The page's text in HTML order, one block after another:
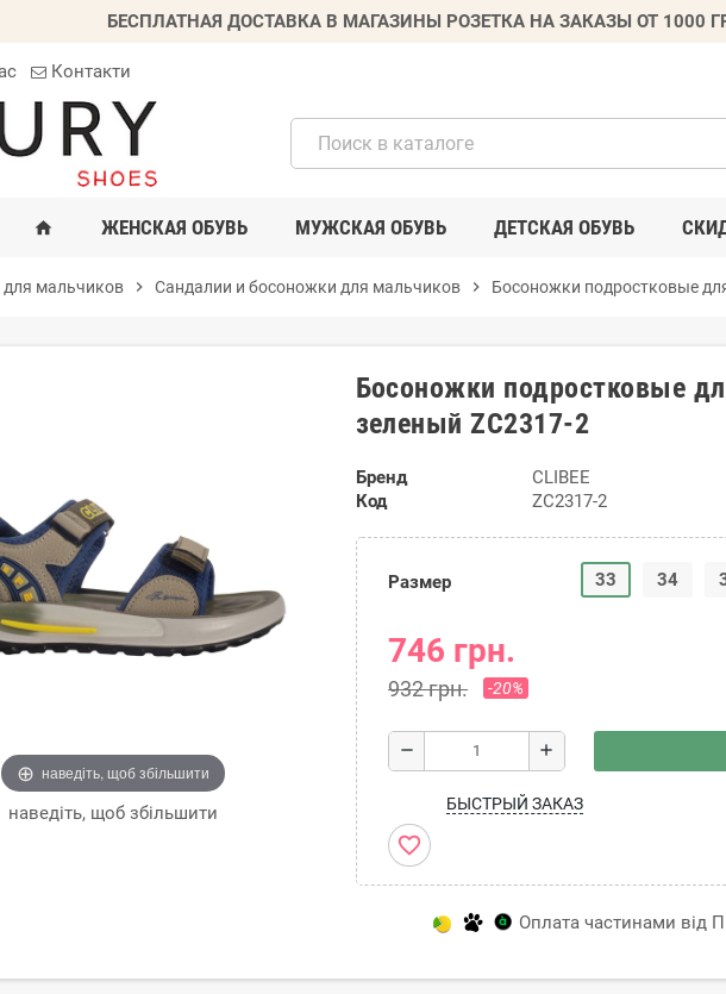
БЕСПЛАТНАЯ ДОСТАВКА В МАГАЗИНЫ РОЗЕТКА НА ЗАКАЗЫ ОТ 1000
Контакти
home ЖЕНСКАЯ ОБУВЬ МУЖСКАЯ ОБУВЬ ДЕТСКАЯ ОБУВЬ
мальчиков chevron_right Сандалии и босоножки для мальчиков chevron_right Босоножки подростковые
наведіть, щоб збільшити
наведіть, щоб збільшити
Босоножки подростковые
зеленый ZC2317-2
Бренд
CLIBEE
Код
ZC2317-2
Размер 33 34
746 грн.
932 грн. -20%
remove add
БЫСТРЫЙ ЗАКАЗ
favorite_border
Оплата частинами від